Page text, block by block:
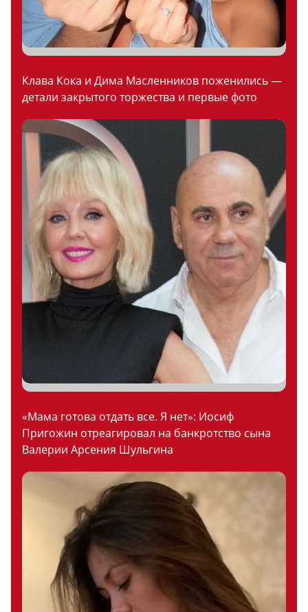
Клава Кока и Дима Масленников поженились —
детали закрытого торжества и первые фото
«Мама готова отдать все. Я нет»: Иосиф
Пригожин отреагировал на банкротство сына
Валерии Арсения Шульгина